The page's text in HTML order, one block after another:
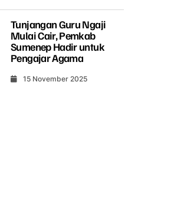
Tunjangan Guru Ngaji
Mulai Cair, Pemkab
Sumenep Hadir untuk
Pengajar Agama
15 November 2025